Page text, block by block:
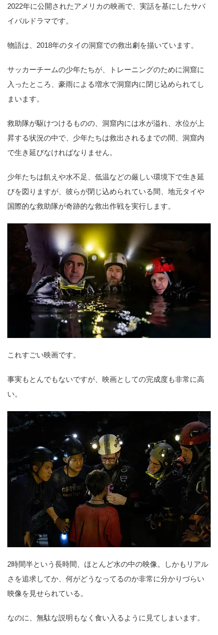
2022年に公開されたアメリカの映画で、実話を基にしたサバ
イバルドラマです。
物語は、2018年のタイの洞窟での救出劇を描いています。
サッカーチームの少年たちが、トレーニングのために洞窟に
入ったところ、豪雨による増水で洞窟内に閉じ込められてし
まいます。
救助隊が駆けつけるものの、洞窟内には水が溢れ、水位が上
昇する状況の中で、少年たちは救出されるまでの間、洞窟内
で生き延びなければなりません。
少年たちは飢えや水不足、低温などの厳しい環境下で生き延
びを図りますが、彼らが閉じ込められている間、地元タイや
国際的な救助隊が奇跡的な救出作戦を実行します。
これすごい映画です。
事実もとんでもないですが、映画としての完成度も非常に高
い。
2時間半という長時間、ほとんど水の中の映像。しかもリアル
さを追求してか、何がどうなってるのか非常に分かりづらい
映像を見せられている。
なのに、無駄な説明もなく食い入るように見てしまいます。